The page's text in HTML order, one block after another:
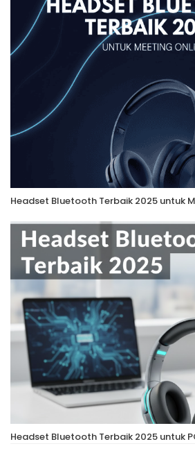
Headset Bluetooth Terbaik 2025 untuk
Headset Bluetooth Terbaik 2025 untuk